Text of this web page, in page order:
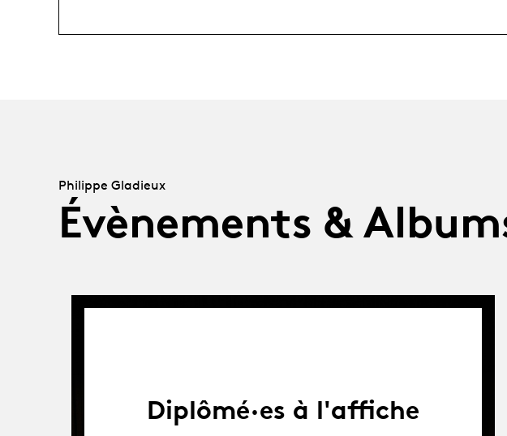
Philippe Gladieux
Évènements &
Diplômé·es à l'affiche